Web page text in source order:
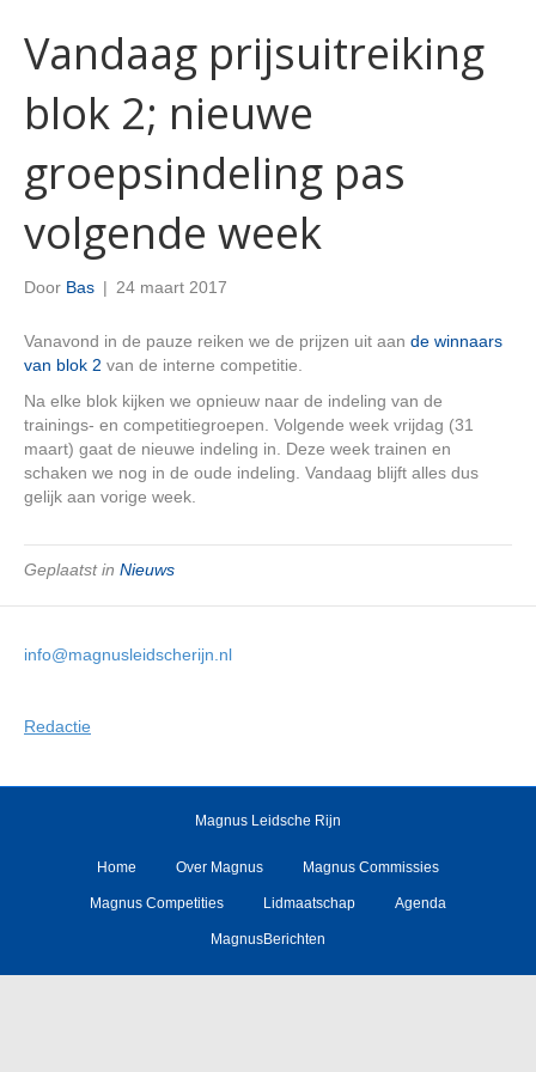
Vandaag prijsuitreiking
blok 2; nieuwe
groepsindeling pas
volgende week
Door Bas | 24 maart 2017
Vanavond in de pauze reiken we de prijzen uit aan de winnaars
van blok 2 van de interne competitie.
Na elke blok kijken we opnieuw naar de indeling van de
trainings- en competitiegroepen. Volgende week vrijdag (31
maart) gaat de nieuwe indeling in. Deze week trainen en
schaken we nog in de oude indeling. Vandaag blijft alles dus
gelijk aan vorige week.
Geplaatst in Nieuws
info@magnusleidscherijn.nl
Redactie
Magnus Leidsche Rijn
Home Over Magnus Magnus Commissies
Magnus Competities Lidmaatschap Agenda
MagnusBerichten